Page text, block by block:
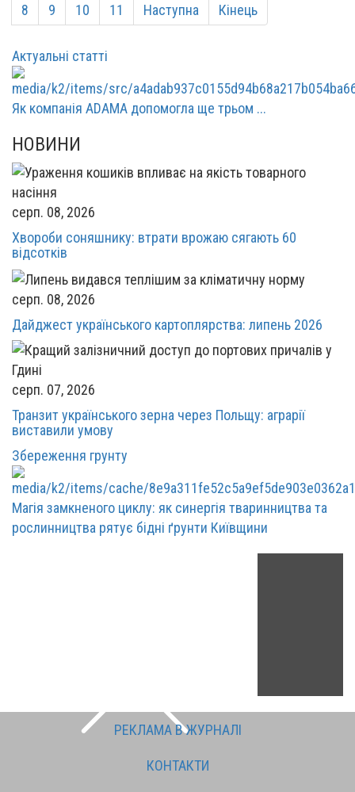
8 9 10 11 Наступна Кінець
Актуальні статті
Як компанія ADAMA допомогла ще трьом ...
НОВИНИ
серп. 08, 2026
Хвороби соняшнику: втрати врожаю сягають 60
відсотків
серп. 08, 2026
Дайджест українського картоплярства: липень 2026
серп. 07, 2026
Транзит українського зерна через Польщу: аграрії
виставили умову
Збереження грунту
Магія замкненого циклу: як синергія тваринництва та
рослинництва рятує бідні ґрунти Київщини
РЕКЛАМА В ЖУРНАЛІ
КОНТАКТИ